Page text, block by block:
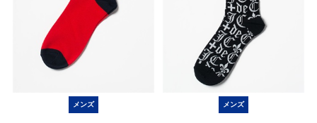
メンズ メンズ